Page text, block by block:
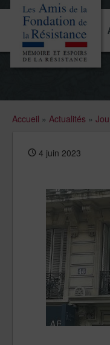
Accueil » Actualités »
4 juin 2023
Panneau de gestion des